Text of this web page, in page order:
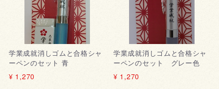
学業成就消しゴムと合格シャ
ーペンのセット 青
¥ 1,270
学業成就消しゴムと合格シャ
ーペンのセット グレー色
¥ 1,270